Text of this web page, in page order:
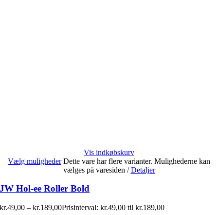
Vis indkøbskurv
Vælg muligheder Dette vare har flere varianter. Mulighederne kan
vælges på varesiden / Detaljer
JW Hol-ee Roller Bold
kr.49,00 – kr.189,00Prisinterval: kr.49,00 til kr.189,00